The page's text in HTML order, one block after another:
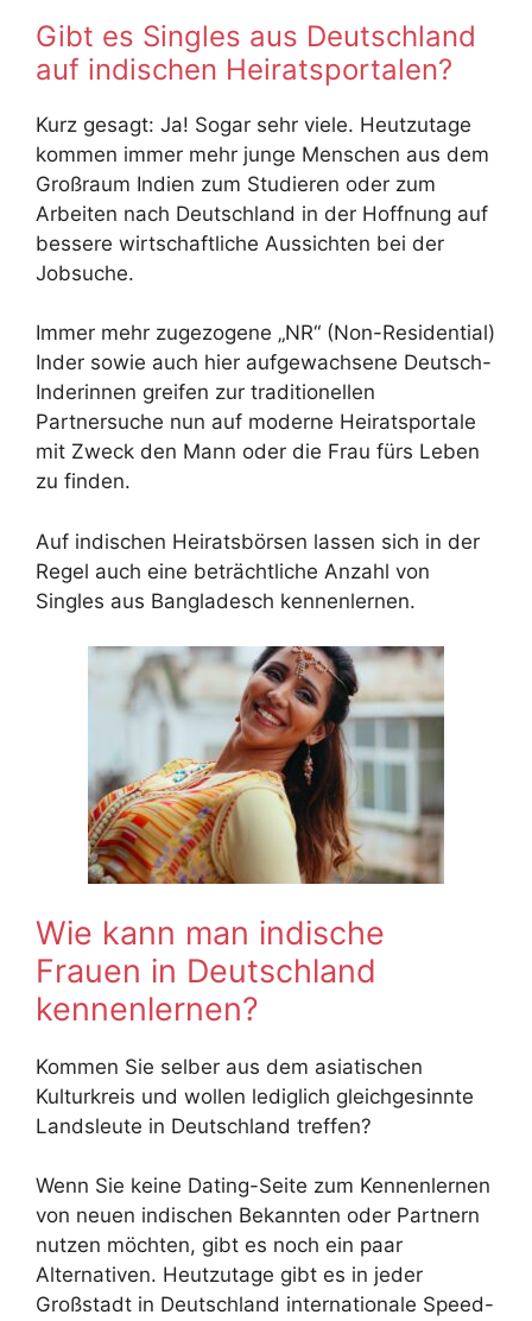
Gibt es Singles aus Deutschland
auf indischen Heiratsportalen?
Kurz gesagt: Ja! Sogar sehr viele. Heutzutage
kommen immer mehr junge Menschen aus dem
Großraum Indien zum Studieren oder zum
Arbeiten nach Deutschland in der Hoffnung auf
bessere wirtschaftliche Aussichten bei der
Jobsuche.
Immer mehr zugezogene „NR“ (Non-Residential)
Inder sowie auch hier aufgewachsene Deutsch-
Inderinnen greifen zur traditionellen
Partnersuche nun auf moderne Heiratsportale
mit Zweck den Mann oder die Frau fürs Leben
zu finden.
Auf indischen Heiratsbörsen lassen sich in der
Regel auch eine beträchtliche Anzahl von
Singles aus Bangladesch kennenlernen.
Wie kann man indische
Frauen in Deutschland
kennenlernen?
Kommen Sie selber aus dem asiatischen
Kulturkreis und wollen lediglich gleichgesinnte
Landsleute in Deutschland treffen?
Wenn Sie keine Dating-Seite zum Kennenlernen
von neuen indischen Bekannten oder Partnern
nutzen möchten, gibt es noch ein paar
Alternativen. Heutzutage gibt es in jeder
Großstadt in Deutschland internationale Speed-